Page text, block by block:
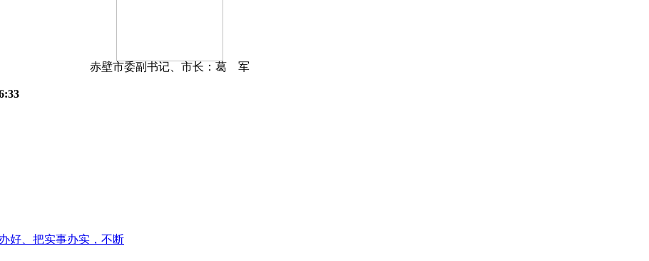
赤壁市委副书记、市长：葛 军
好、把实事办实，不断